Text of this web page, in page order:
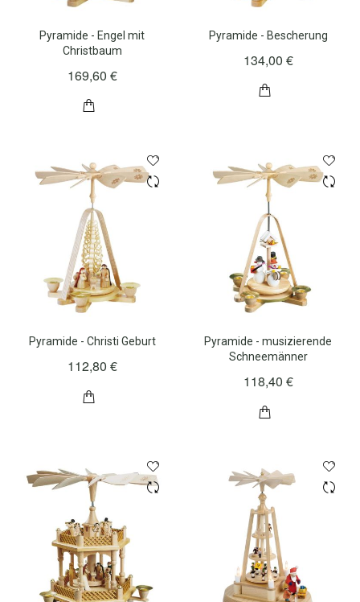
Pyramide - Engel mit
Christbaum
169,60 €
Pyramide - Bescherung
134,00 €
Pyramide - Christi Geburt
112,80 €
Pyramide - musizierende
Schneemänner
118,40 €